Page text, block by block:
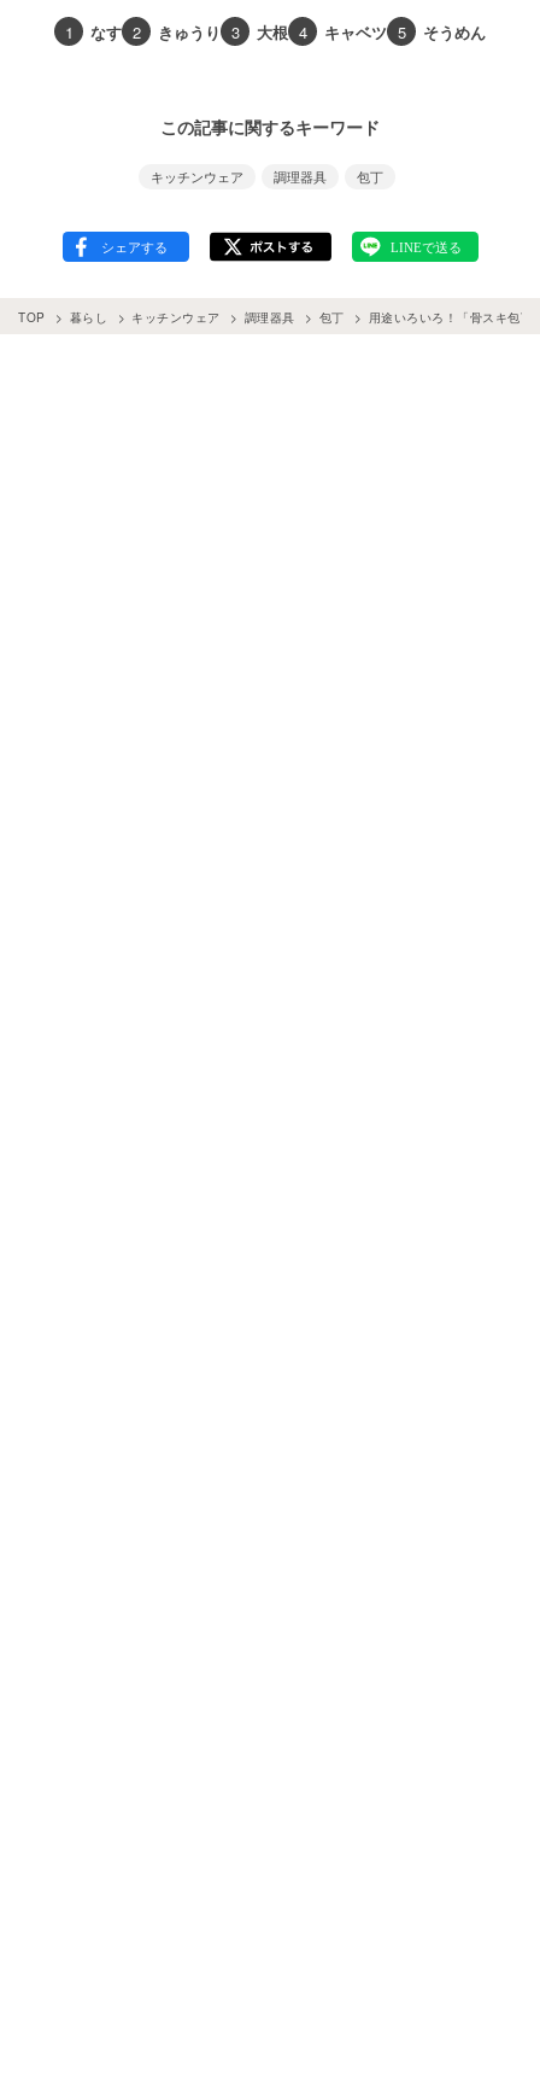
1 なす 2 きゅうり 3 大根 4 キャベツ 5 そうめん
この記事に関するキーワード
キッチンウェア 調理器具 包丁
TOP 暮らし キッチンウェア 調理器具 包丁 用途いろいろ！「骨スキ包